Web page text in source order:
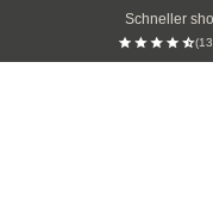
Schneller